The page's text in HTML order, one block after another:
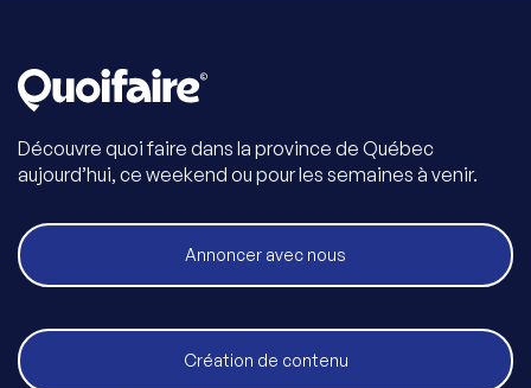
Découvre quoi faire dans la province de Québec
aujourd’hui, ce weekend ou pour les semaines à venir.
Annoncer avec nous
Création de contenu